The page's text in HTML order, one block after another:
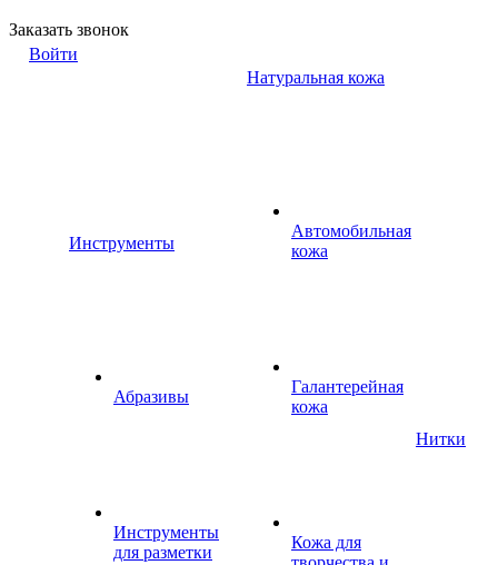
Заказать звонок
Войти
Инструменты
Абразивы
Инструменты
для разметки
Натуральная кожа
Автомобильная
кожа
Галантерейная
кожа
Кожа для
Нитки